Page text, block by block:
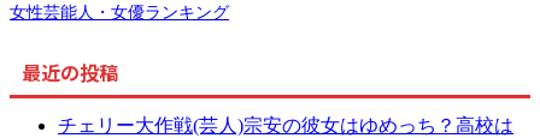
女性芸能人・女優ランキング
最近の投稿
チェリー大作戦(芸人)宗安の彼女はゆめっち？高校は